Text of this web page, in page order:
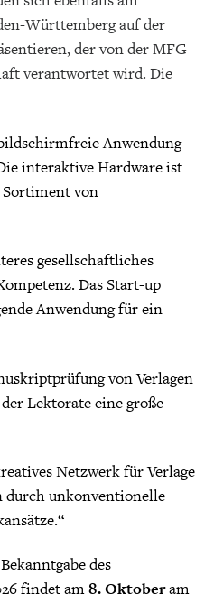
Württemberg auf der
der von der MFG
verantwortet wird. Die
Anwendung
interaktive Hardware ist
Sortiment von
gesellschaftliches
Das Start-up
Anwendung für ein
von Verlagen
Lektorate eine große
Netzwerk für Verlage
unkonventionelle
des
findet am8. Oktoberam